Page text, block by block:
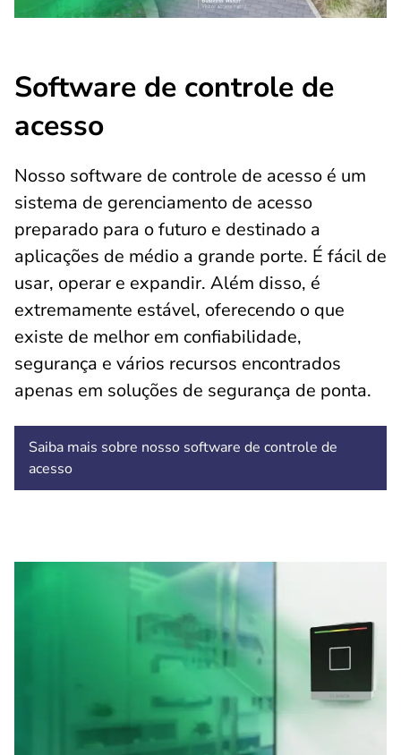
Software de controle de
acesso
Nosso software de controle de acesso é um
sistema de gerenciamento de acesso
preparado para o futuro e destinado a
aplicações de médio a grande porte. É fácil de
usar, operar e expandir. Além disso, é
extremamente estável, oferecendo o que
existe de melhor em confiabilidade,
segurança e vários recursos encontrados
apenas em soluções de segurança de ponta.
Saiba mais sobre nosso software de controle de
acesso